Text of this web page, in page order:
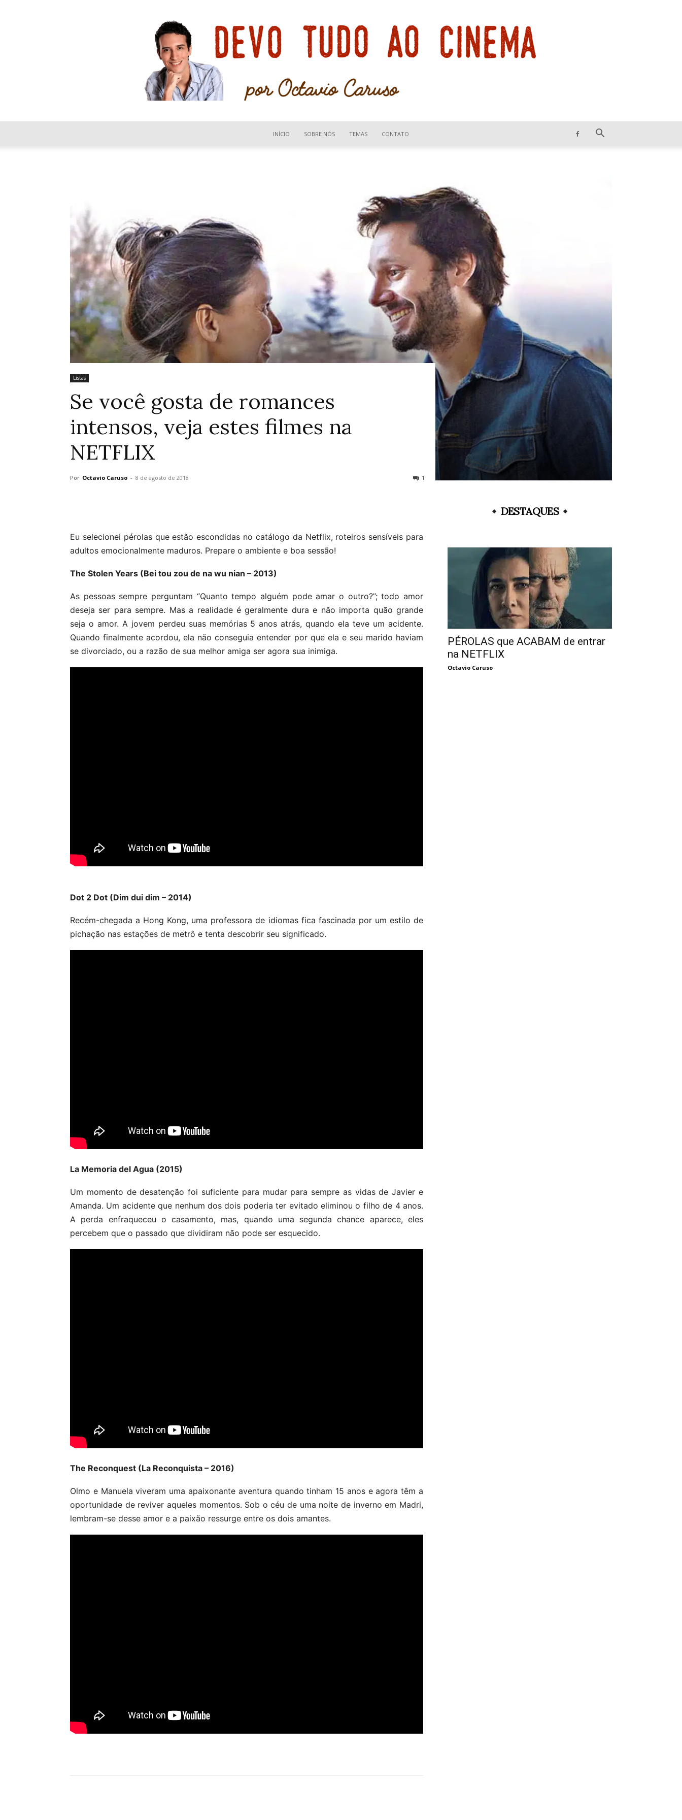
Cinema
INÍCIO SOBRE NÓS TEMAS CONTATO
Listas
Se você gosta de romances
intensos, veja estes filmes na
NETFLIX
Por Octavio Caruso - 8 de agosto de 2018 1
Eu selecionei pérolas que estão escondidas no catálogo da Netflix, roteiros sensíveis para
adultos emocionalmente maduros. Prepare o ambiente e boa sessão!
The Stolen Years (Bei tou zou de na wu nian – 2013)
As pessoas sempre perguntam “Quanto tempo alguém pode amar o outro?”; todo amor
deseja ser para sempre. Mas a realidade é geralmente dura e não importa quão grande
seja o amor. A jovem perdeu suas memórias 5 anos atrás, quando ela teve um acidente.
Quando finalmente acordou, ela não conseguia entender por que ela e seu marido haviam
se divorciado, ou a razão de sua melhor amiga ser agora sua inimiga.
Dot 2 Dot (Dim dui dim – 2014)
Recém-chegada a Hong Kong, uma professora de idiomas fica fascinada por um estilo de
pichação nas estações de metrô e tenta descobrir seu significado.
La Memoria del Agua (2015)
Um momento de desatenção foi suficiente para mudar para sempre as vidas de Javier e
Amanda. Um acidente que nenhum dos dois poderia ter evitado eliminou o filho de 4 anos.
A perda enfraqueceu o casamento, mas, quando uma segunda chance aparece, eles
percebem que o passado que dividiram não pode ser esquecido.
The Reconquest (La Reconquista – 2016)
Olmo e Manuela viveram uma apaixonante aventura quando tinham 15 anos e agora têm a
oportunidade de reviver aqueles momentos. Sob o céu de uma noite de inverno em Madri,
lembram-se desse amor e a paixão ressurge entre os dois amantes.
DESTAQUES
PÉROLAS que ACABAM de entrar
na NETFLIX
Octavio Caruso